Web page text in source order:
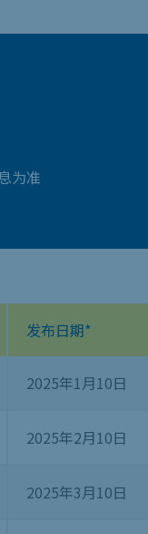
为准
发布日期*
2025年1月10日
2025年2月10日
2025年3月10日